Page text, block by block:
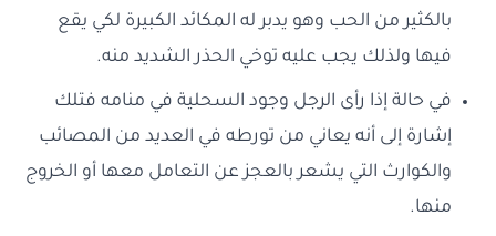
بالكثير من الحب وهو يدبر له المكائد الكبيرة لكي يقع
فيها ولذلك يجب عليه توخي الحذر الشديد منه.
في حالة إذا رأى الرجل وجود السحلية في منامه فتلك
إشارة إلى أنه يعاني من تورطه في العديد من المصائب
والكوارث التي يشعر بالعجز عن التعامل معها أو الخروج
منها.